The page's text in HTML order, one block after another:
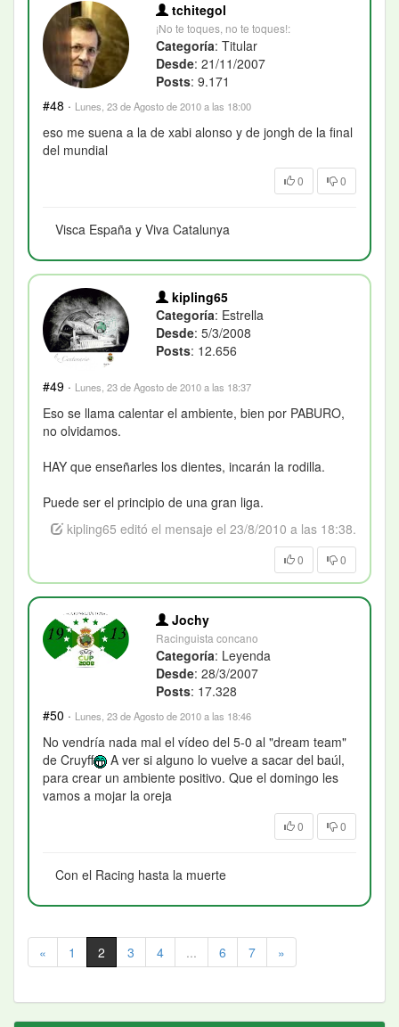
tchitegol
¡No te toques, no te toques!:
Categoría: Titular
Desde: 21/11/2007
Posts: 9.171
#48 · Lunes, 23 de Agosto de 2010 a las 18:00
eso me suena a la de xabi alonso y de jongh de la final
del mundial
0 0
Visca España y Viva Catalunya
kipling65
Categoría: Estrella
Desde: 5/3/2008
Posts: 12.656
#49 · Lunes, 23 de Agosto de 2010 a las 18:37
Eso se llama calentar el ambiente, bien por PABURO,
no olvidamos.
HAY que enseñarles los dientes, incarán la rodilla.
Puede ser el principio de una gran liga.
kipling65 editó el mensaje el 23/8/2010 a las 18:38.
0 0
Jochy
Racinguista concano
Categoría: Leyenda
Desde: 28/3/2007
Posts: 17.328
#50 · Lunes, 23 de Agosto de 2010 a las 18:46
No vendría nada mal el vídeo del 5-0 al "dream team"
de Cruyff
A ver si alguno lo vuelve a sacar del baúl,
para crear un ambiente positivo. Que el domingo les
vamos a mojar la oreja
0 0
Con el Racing hasta la muerte
« 1 2 3 4 ... 6 7 »